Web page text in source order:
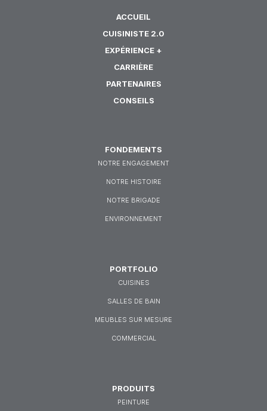
ACCUEIL
CUISINISTE 2.0
EXPÉRIENCE +
CARRIÈRE
PARTENAIRES
CONSEILS
FONDEMENTS
NOTRE ENGAGEMENT
NOTRE HISTOIRE
NOTRE BRIGADE
ENVIRONNEMENT
PORTFOLIO
CUISINES
SALLES DE BAIN
MEUBLES SUR MESURE
COMMERCIAL
PRODUITS
PEINTURE